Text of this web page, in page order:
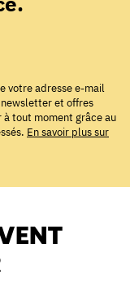
votre adresse e-mail
newsletter et offres
à tout moment grâce au
En savoir plus sur